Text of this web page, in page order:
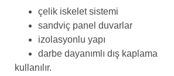
çelik iskelet sistemi
sandviç panel duvarlar
izolasyonlu yapı
darbe dayanımlı dış kaplama
kullanılır.